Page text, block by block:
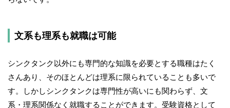
文系も理系も就職は可能
シンクタンク以外にも専門的な知識を必要とする職種はたく
さんあり、そのほとんどは理系に限られていることも多いで
す。しかしシンクタンクは専門性が高いにも関わらず、文
系・理系関係なく就職することができます。受験資格として